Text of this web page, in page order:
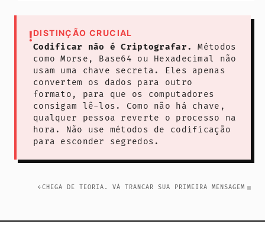
!DISTINÇÃO CRUCIAL
Codificar não é Criptografar.
Métodos
como Morse, Base64 ou Hexadecimal não
usam uma chave secreta. Eles apenas
convertem os dados para outro
formato, para que os computadores
consigam lê-los. Como não há chave,
qualquer pessoa reverte o processo na
hora. Não use métodos de codificação
para esconder segredos.
←CHEGA DE TEORIA. VÁ TRANCAR SUA PRIMEIRA MENSAGEM